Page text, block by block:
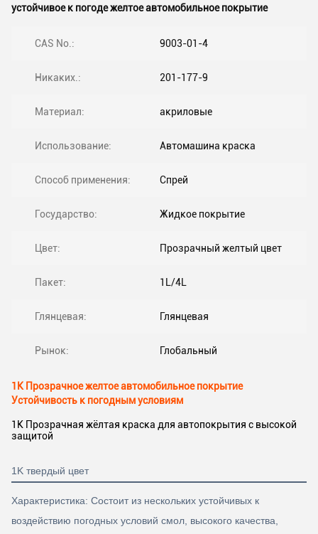
устойчивое к погоде желтое автомобильное покрытие
CAS No.: 9003-01-4
Никаких.: 201-177-9
Материал: акриловые
Использование: Автомашина краска
Способ применения: Спрей
Государство: Жидкое покрытие
Цвет: Прозрачный желтый цвет
Пакет: 1L/4L
Глянцевая: Глянцевая
Рынок: Глобальный
1K Прозрачное желтое автомобильное покрытие
Устойчивость к погодным условиям
1K Прозрачная жёлтая краска для автопокрытия с высокой
защитой
1K твердый цвет
Характеристика: Состоит из нескольких устойчивых к
воздействию погодных условий смол, высокого качества,